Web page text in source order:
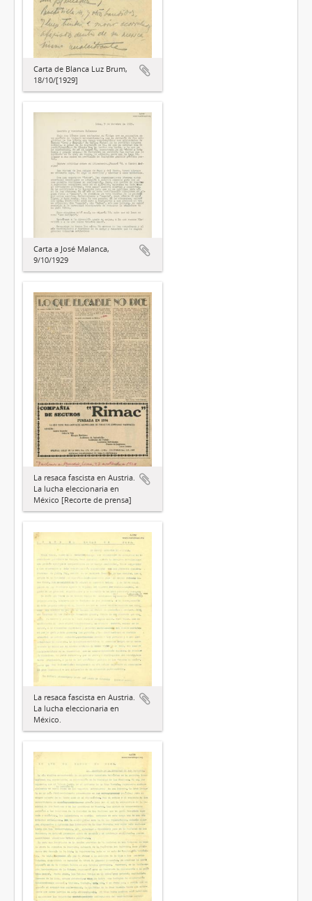
Carta de Blanca Luz Brum,
18/10/[1929]
Carta a José Malanca,
9/10/1929
La resaca fascista en Austria.
La lucha eleccionaria en
México [Recorte de prensa]
La resaca fascista en Austria.
La lucha eleccionaria en
México.